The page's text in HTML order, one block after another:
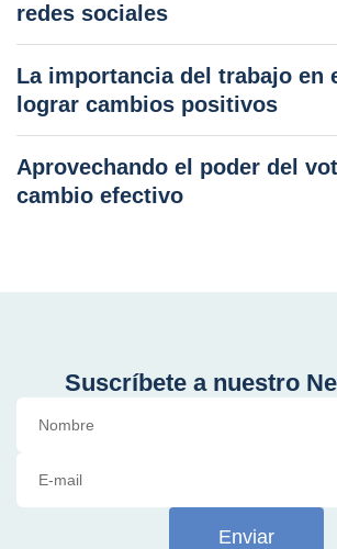
redes sociales
La importancia del trabajo en
lograr cambios positivos
Aprovechando el poder del
cambio efectivo
Suscríbete a nuestro
Enviar